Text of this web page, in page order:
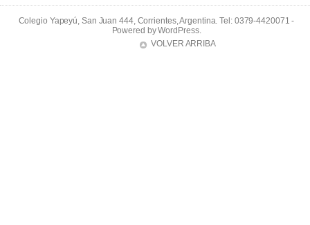
Colegio Yapeyú, San Juan 444, Corrientes, Argentina. Tel: 0379-4420071 -
Powered byWordPress.
VOLVER ARRIBA